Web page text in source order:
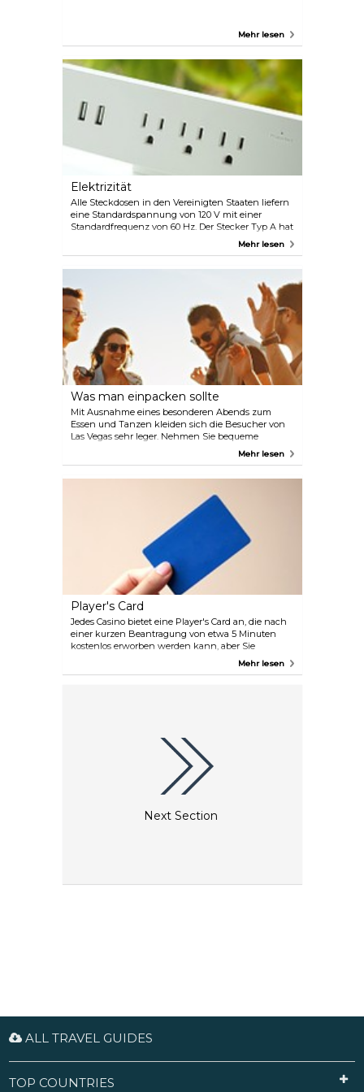
Mehr lesen
Elektrizität
Alle Steckdosen in den Vereinigten Staaten liefern
eine Standardspannung von 120 V mit einer
Standardfrequenz von 60 Hz. Der Stecker Typ A hat
Mehr lesen
Was man einpacken sollte
Mit Ausnahme eines besonderen Abends zum
Essen und Tanzen kleiden sich die Besucher von
Las Vegas sehr leger. Nehmen Sie bequeme
Schuhe und Badeanzüge mit und tragen Sie einen
Mehr lesen
Player's Card
Jedes Casino bietet eine Player's Card an, die nach
einer kurzen Beantragung von etwa 5 Minuten
kostenlos erworben werden kann, aber Sie
benötigen einen Führerschein oder einen anderen
erhalten. Geben Sie die Karte einfach dem
Kartengeber, und er wird Ihnen je nach Spielbetrag
Guthaben hinzufügen. Ihre Credits sammeln sich
an und können für kleine Geschenke, kostenlose
Mahlzeiten und sogar kostenlose
bei Penny Slots kommen einige Credits zusammen.
Mehr lesen
Next Section
ALL TRAVEL GUIDES
TOP COUNTRIES